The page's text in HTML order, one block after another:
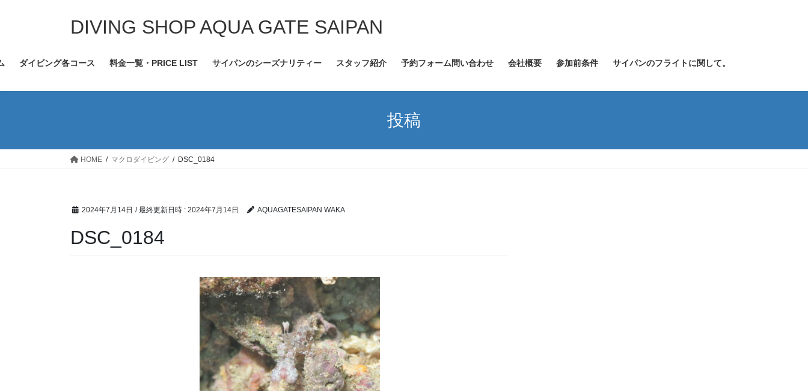
ツ
ス
シ
ン
DIVING SHOP AQUA GATE SAIPAN
ダイビング各コース 料金一覧・PRICE LIST サイパンのシーズナリティー スタッフ紹介 予約フォーム問い合わせ 会社概要 参加前条件 サイパンのフライトに関して。
投稿
HOME マクロダイビング DSC_0184
2024年7月14日 / 最終更新日時 : 2024年7月14日 AQUAGATESAIPAN WAKA
DSC_0184